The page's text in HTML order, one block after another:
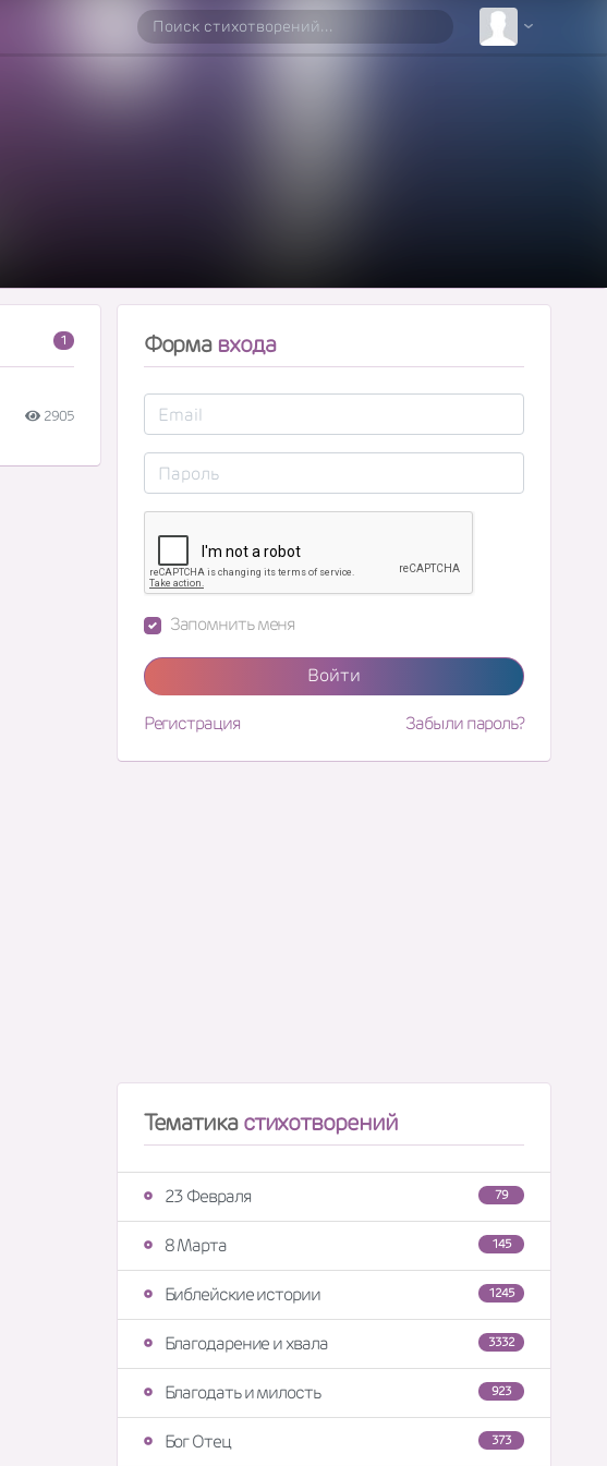
1
2905
Форма входа
Запомнить меня
Войти
Регистрация Забыли пароль?
Тематикастихотворений
79
23 Февраля
145
8 Марта
1245
Библейские истории
3332
Благодарение и хвала
923
Благодать и милость
373
Бог Отец